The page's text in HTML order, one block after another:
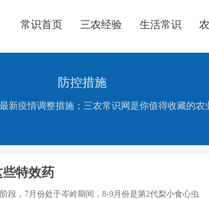
常识首页 三农经验 生活常识
防控措施
新疫情调整措施；三农常识网是你值得收藏的农
特效药
段，7月份处于岑岭期间，8-9月份是第2代梨小食心虫